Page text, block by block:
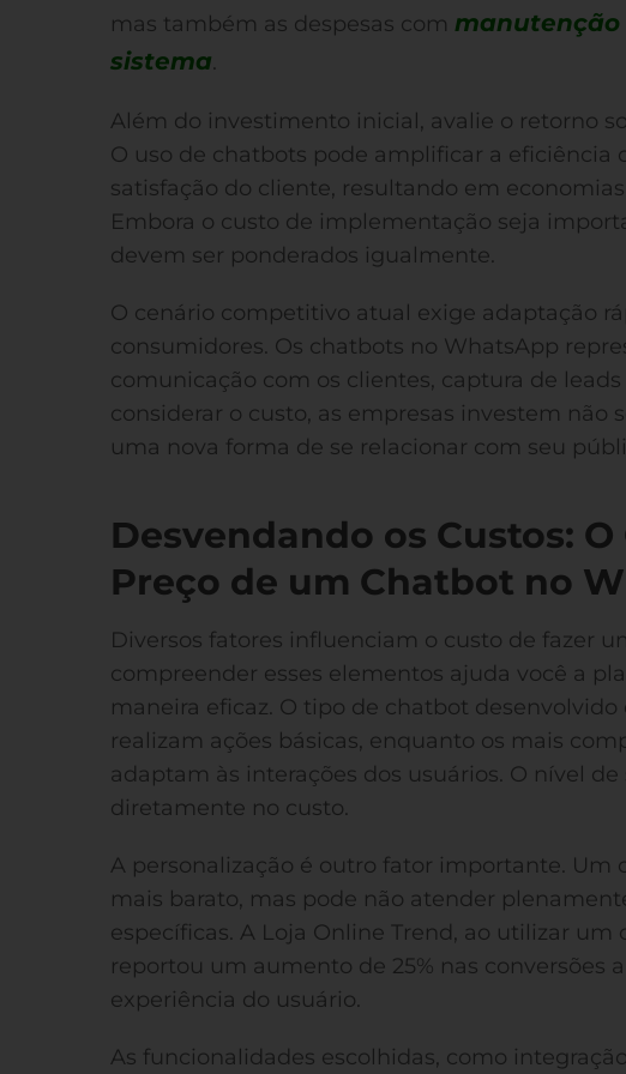
mas também as despesas com manutenção
sistema.
Além do investimento inicial, avalie o retorno
O uso de chatbots pode amplificar a eficiência
satisfação do cliente, resultando em
Embora o custo de implementação seja
devem ser ponderados igualmente.
O cenário competitivo atual exige adaptação
consumidores. Os chatbots no WhatsApp
comunicação com os clientes, captura de
considerar o custo, as empresas investem não
uma nova forma de se relacionar com seu
Desvendando os Custos:
Preço de um Chatbot no
Diversos fatores influenciam o custo de fazer
compreender esses elementos ajuda você a
maneira eficaz. O tipo de chatbot
realizam ações básicas, enquanto os mais
adaptam às interações dos usuários. O nível
diretamente no custo.
A personalização é outro fator importante. Um
mais barato, mas pode não atender
específicas. A Loja Online Trend, ao utilizar
reportou um aumento de 25% nas conversões
experiência do usuário.
As funcionalidades escolhidas, como